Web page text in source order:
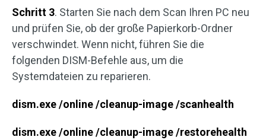
Schritt 3. Starten Sie nach dem Scan Ihren PC neu
und prüfen Sie, ob der große Papierkorb-Ordner
verschwindet. Wenn nicht, führen Sie die
folgenden DISM-Befehle aus, um die
Systemdateien zu reparieren.
dism.exe /online /cleanup-image /scanhealth
dism.exe /online /cleanup-image /restorehealth